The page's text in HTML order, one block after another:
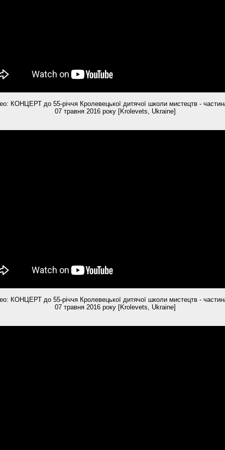
КОНЦЕРТ до 55-річчя Кролевецької дитячої школи мистецтв -
07 травня 2016 року [Krolevets, Ukraine]
КОНЦЕРТ до 55-річчя Кролевецької дитячої школи мистецтв -
07 травня 2016 року [Krolevets, Ukraine]